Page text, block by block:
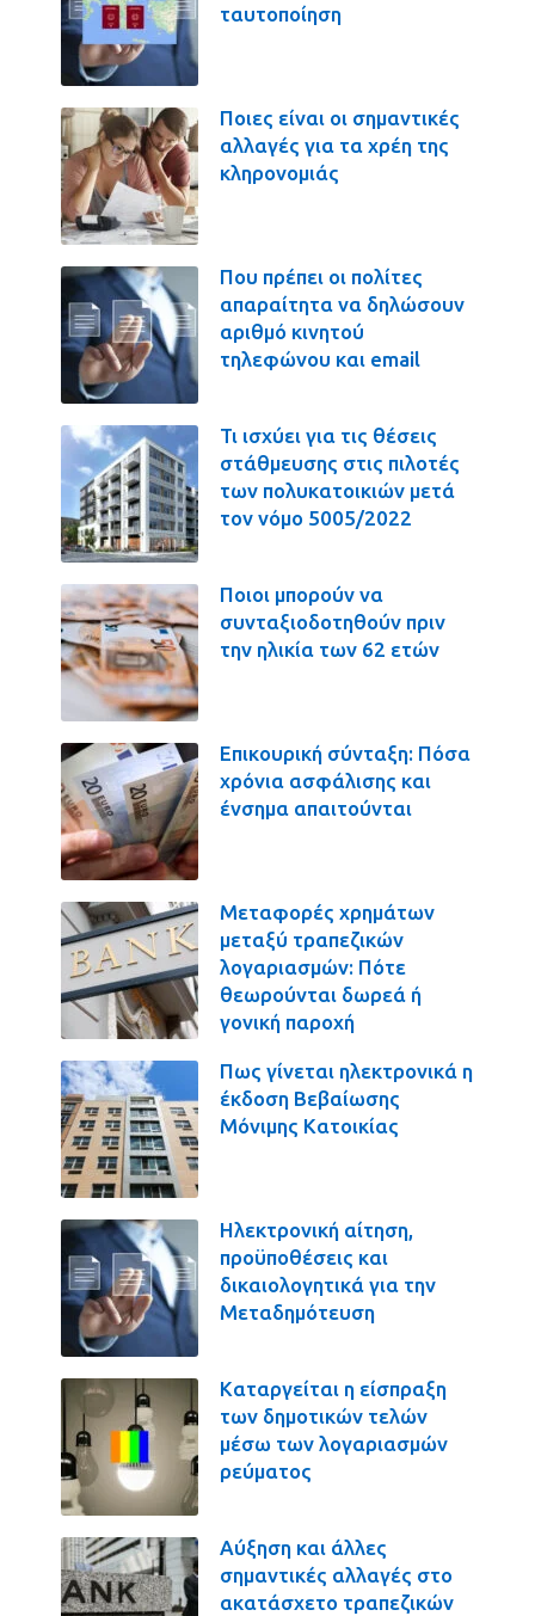
ταυτοποίηση
Ποιες είναι οι σημαντικές
αλλαγές για τα χρέη της
κληρονομιάς
Που πρέπει οι πολίτες
απαραίτητα να δηλώσουν
αριθμό κινητού
τηλεφώνου και email
Τι ισχύει για τις θέσεις
στάθμευσης στις πιλοτές
των πολυκατοικιών μετά
τον νόμο 5005/2022
Ποιοι μπορούν να
συνταξιοδοτηθούν πριν
την ηλικία των 62 ετών
Επικουρική σύνταξη: Πόσα
χρόνια ασφάλισης και
ένσημα απαιτούνται
Μεταφορές χρημάτων
μεταξύ τραπεζικών
λογαριασμών: Πότε
θεωρούνται δωρεά ή
γονική παροχή
Πως γίνεται ηλεκτρονικά η
έκδοση Βεβαίωσης
Μόνιμης Κατοικίας
Ηλεκτρονική αίτηση,
προϋποθέσεις και
δικαιολογητικά για την
Μεταδημότευση
Καταργείται η είσπραξη
των δημοτικών τελών
μέσω των λογαριασμών
ρεύματος
Αύξηση και άλλες
σημαντικές αλλαγές στο
ακατάσχετο τραπεζικών